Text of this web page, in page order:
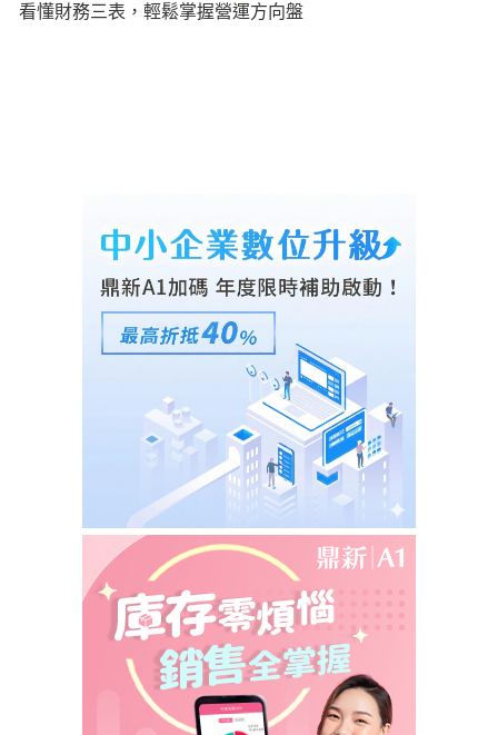
看懂財務三表，輕鬆掌握營運方向盤